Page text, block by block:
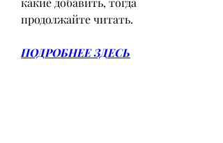
продолжайте читать.
ПОДРОБНЕЕ ЗДЕСЬ